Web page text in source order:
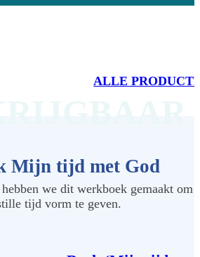
ALLE
Mijn tijd met God
we dit werkboek gemaakt om
tijd vorm te geven.